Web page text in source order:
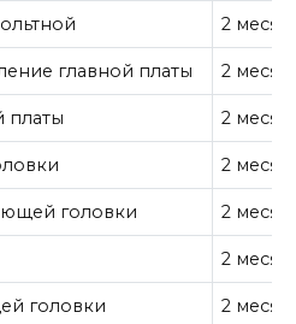
2
главной платы 2
платы 2
2
головки 2
2
головки 2